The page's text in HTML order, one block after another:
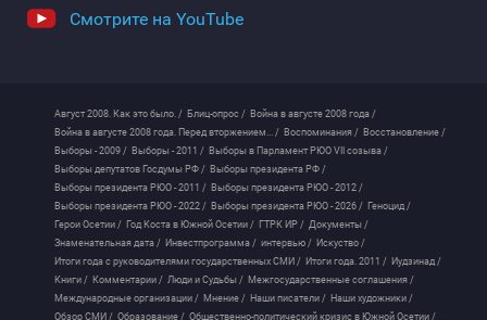
Смотрите на YouTube
Август 2008. Как это было. / Блиц-опрос / Война в августе 2008 года /
Война в августе 2008 года. Перед вторжением... / Воспоминания / Восстановление /
Выборы - 2009 / Выборы - 2011 / Выборы в Парламент РЮО VII созыва /
Выборы депутатов Госдумы РФ / Выборы президента РФ /
Выборы президента РЮО - 2011 / Выборы президента РЮО - 2012 /
Выборы президента РЮО - 2022 / Выборы президента РЮО - 2026 / Геноцид /
Герои Осетии / Год Коста в Южной Осетии / ГТРК ИР / Документы /
Знаменательная дата / Инвестпрограмма / интервью / Искуство /
Итоги года с руководителями государственных СМИ / Итоги года. 2011 / Иудзинад /
Книги / Комментарии / Люди и Судьбы / Межгосударственные соглашения /
Международные организации / Мнение / Наши писатели / Наши художники /
Обзор СМИ / Образование / Общественно-политический кризис в Южной Осетии /